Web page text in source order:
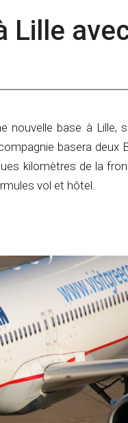
Lille
nouvelle base à Lille,
basera deux
kilomètres de la
vol et hôtel.